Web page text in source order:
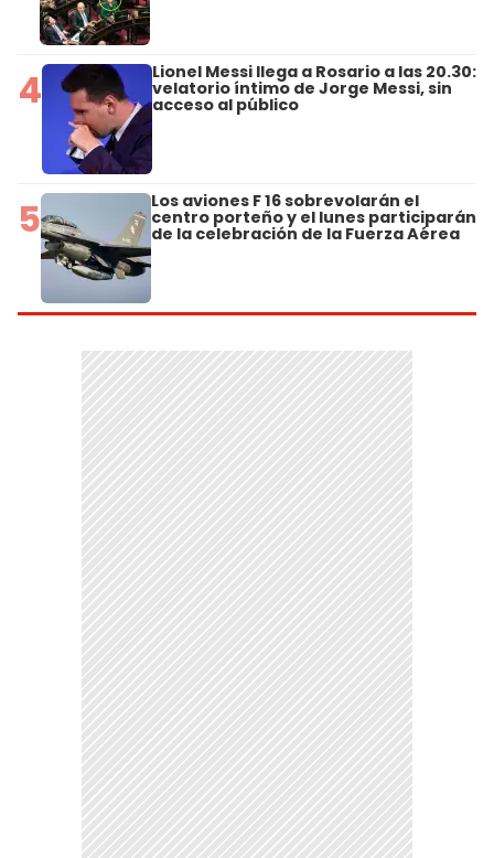
4 Lionel Messi llega a Rosario a las 20.30:
velatorio íntimo de Jorge Messi, sin
acceso al público
5 Los aviones F 16 sobrevolarán el
centro porteño y el lunes participarán
de la celebración de la Fuerza Aérea